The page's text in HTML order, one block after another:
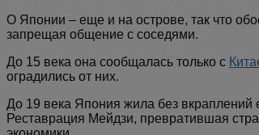
О Японии – еще и на острове, так что
запрещая общение с соседями.
До 15 века она сообщалась только с
оградились от них.
До 19 века Япония жила без вкраплений
Реставрация Мейдзи, превратившая